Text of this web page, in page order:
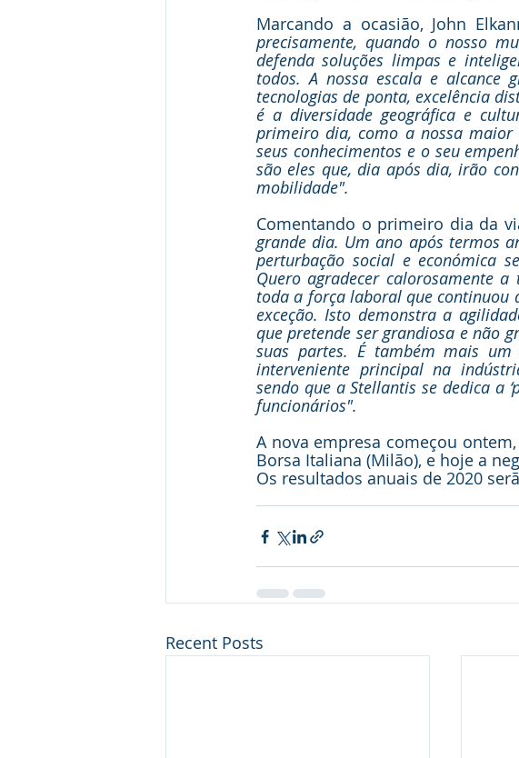
Marcando a ocasião, John
precisamente, quando o nosso
defenda soluções limpas e
todos. A nossa escala e alcance
tecnologias de ponta, excelência
é a diversidade geográfica e
primeiro dia, como a nossa maior
seus conhecimentos e o seu
são eles que, dia após dia, irão
mobilidade".
Comentando o primeiro dia da
grande dia. Um ano após termos
perturbação social e económica
Quero agradecer calorosamente
toda a força laboral que continuou
exceção. Isto demonstra a
que pretende ser grandiosa e não
suas partes. É também mais
interveniente principal na
sendo que a Stellantis se dedica a
funcionários".
A nova empresa começou
Borsa Italiana (Milão), e hoje a
Os resultados anuais de 2020
Recent Posts